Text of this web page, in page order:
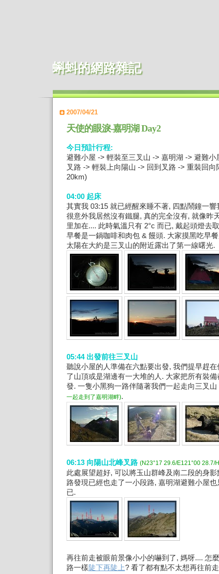
蝌蚪的網路雜記
2007/04/21
天使的眼淚-嘉明湖 Day2
今日預計行程:
避難小屋 -> 輕裝至三叉山 -> 嘉明湖 -> 避難小
叉路 -> 輕裝上向陽山 -> 回到叉路 -> 重裝回向
20km)
04:00 起床
其實我 03:15 就已經醒來睡不著, 四點鬧鐘一
很意外我居然沒有鐵腿, 真的完全沒有, 就像昨
里加在.... 此時氣溫只有 2°c 而已, 戴起頭燈去
早餐是一鍋咖啡和肉包 & 饅頭. 大家摸黑吃早
太陽在大約是三叉山的附近露出了第一線曙光.
05:44 出發前往三叉山
聽說小屋的人準備在六點要出發, 我們提早趕
了山頂或是湖邊有一大堆的人. 大家把所有裝
發. 一隻小黑狗一路伴隨著我們一起走向三叉山
一起走到了嘉明湖畔).
06:13 向陽山北峰叉路 (N23°17 29.6/E121°00 28.7/
此處展望超好, 可以將玉山群峰及南二段的身
路發現已經也走了一小段路, 嘉明湖避難小屋
已.
再往前走被眼前景像小小的嚇到了, 媽呀.... 怎
路一樣陡下再陡上? 看了都有點不太想再往前